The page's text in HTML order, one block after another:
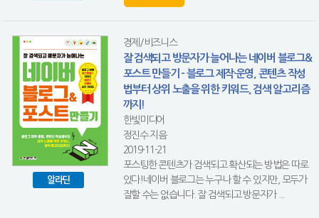
알라딘
경제/비즈니스
잘 검색되고 방문자가 늘어나는 네이버 블로그&
포스트 만들기 - 블로그 제작·운영, 콘텐츠 작성
법부터 상위 노출을 위한 키워드, 검색 알고리즘
까지!
한빛미디어
정진수 지음
2019-11-21
포스팅한 콘텐츠가 검색되고 확산되는 방법은 따로
있다!네이버 블로그는 누구나 할 수 있지만, 모두가
잘할 수는 없습니다. 잘 검색되고 방문자가 ...